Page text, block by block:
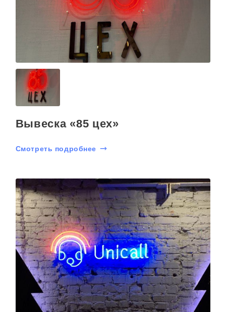
Вывеска «85 цех»
Смотреть подробнее